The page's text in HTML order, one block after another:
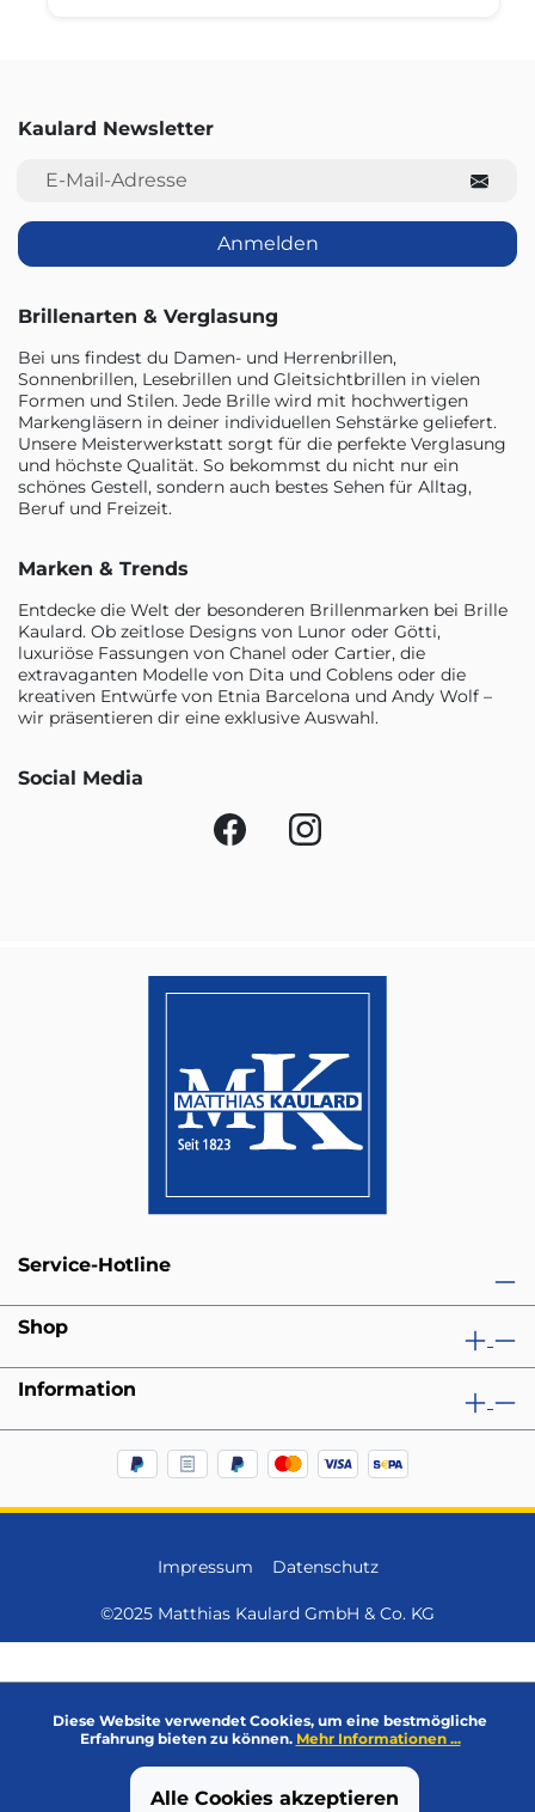
Kaulard Newsletter
E-Mail-Adresse
Anmelden
Brillenarten & Verglasung
Bei uns findest du Damen- und Herrenbrillen,
Sonnenbrillen, Lesebrillen und Gleitsichtbrillen in vielen
Formen und Stilen. Jede Brille wird mit hochwertigen
Markengläsern in deiner individuellen Sehstärke geliefert.
Unsere Meisterwerkstatt sorgt für die perfekte Verglasung
und höchste Qualität. So bekommst du nicht nur ein
schönes Gestell, sondern auch bestes Sehen für Alltag,
Beruf und Freizeit.
Marken & Trends
Entdecke die Welt der besonderen Brillenmarken bei Brille
Kaulard. Ob zeitlose Designs von Lunor oder Götti,
luxuriöse Fassungen von Chanel oder Cartier, die
extravaganten Modelle von Dita und Coblens oder die
kreativen Entwürfe von Etnia Barcelona und Andy Wolf –
wir präsentieren dir eine exklusive Auswahl.
Social Media
Service-Hotline
Shop
Information
Impressum Datenschutz
©2025 Matthias Kaulard GmbH & Co. KG
Diese Website verwendet Cookies, um eine bestmögliche
Erfahrung bieten zu können. Mehr Informationen ...
Alle Cookies akzeptieren